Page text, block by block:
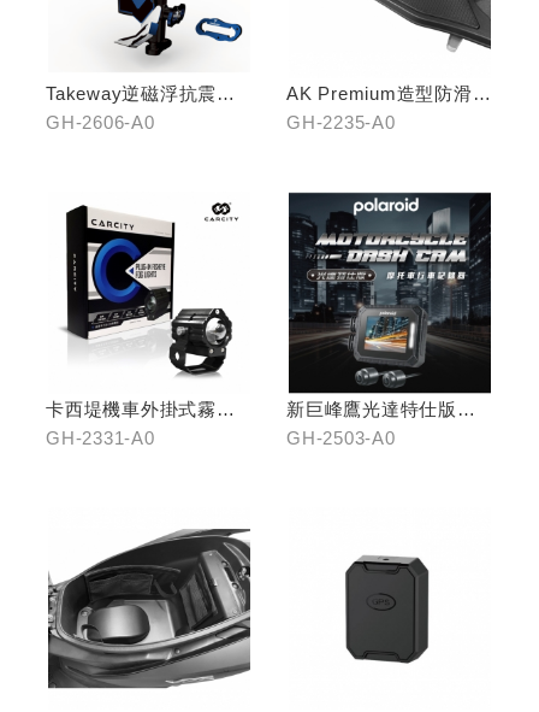
Takeway逆磁浮抗震手
機架
GH-2606-A0
AK Premium造型防滑踏
板(中踏)
GH-2235-A0
卡西堤機車外掛式霧燈
組(雙燈)
GH-2331-A0
新巨峰鷹光達特仕版行
車紀錄器
GH-2503-A0